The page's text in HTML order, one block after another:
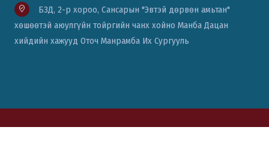
БЗД, 2-р хороо, Сансарын "Эвтэй дөрвөн амьтан"
хөшөөтэй аюулгүйн тойргийн чанх хойно Манба Дацан
хийдийн хажууд Оточ Манрамба Их Сургууль